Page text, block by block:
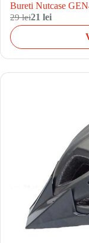
Bureti Nutcase
29 lei21 lei